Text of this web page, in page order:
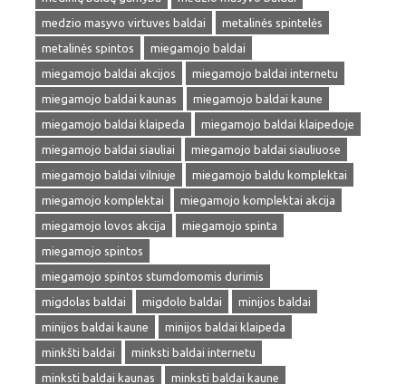
medzio masyvo virtuves baldai
metalinės spintelės
metalinės spintos
miegamojo baldai
miegamojo baldai akcijos
miegamojo baldai internetu
miegamojo baldai kaunas
miegamojo baldai kaune
miegamojo baldai klaipeda
miegamojo baldai klaipedoje
miegamojo baldai siauliai
miegamojo baldai siauliuose
miegamojo baldai vilniuje
miegamojo baldu komplektai
miegamojo komplektai
miegamojo komplektai akcija
miegamojo lovos akcija
miegamojo spinta
miegamojo spintos
miegamojo spintos stumdomomis durimis
migdolas baldai
migdolo baldai
minijos baldai
minijos baldai kaune
minijos baldai klaipeda
minkšti baldai
minksti baldai internetu
minksti baldai kaunas
minksti baldai kaune